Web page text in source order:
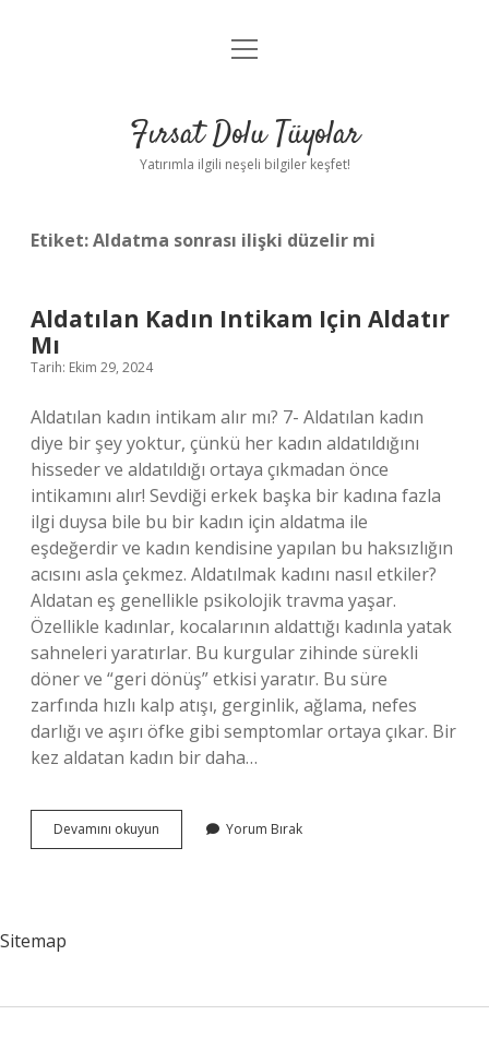
Gizlilik Politikası
Yasal Uyarı
menüyü
Fırsat Dolu Tüyolar
Yatırımla ilgili neşeli bilgiler keşfet!
Etiket:Aldatma sonrası ilişki düzelir mi
Aldatılan Kadın Intikam Için Aldatır
Mı
Tarih: Ekim 29, 2024
Aldatılan kadın intikam alır mı? 7- Aldatılan kadın
diye bir şey yoktur, çünkü her kadın aldatıldığını
hisseder ve aldatıldığı ortaya çıkmadan önce
intikamını alır! Sevdiği erkek başka bir kadına fazla
ilgi duysa bile bu bir kadın için aldatma ile
eşdeğerdir ve kadın kendisine yapılan bu haksızlığın
acısını asla çekmez. Aldatılmak kadını nasıl etkiler?
Aldatan eş genellikle psikolojik travma yaşar.
Özellikle kadınlar, kocalarının aldattığı kadınla yatak
sahneleri yaratırlar. Bu kurgular zihinde sürekli
döner ve “geri dönüş” etkisi yaratır. Bu süre
zarfında hızlı kalp atışı, gerginlik, ağlama, nefes
darlığı ve aşırı öfke gibi semptomlar ortaya çıkar. Bir
kez aldatan kadın bir daha…
Devamını okuyun Aldatılan
Kadın
Yorum Bırak
Sitemap